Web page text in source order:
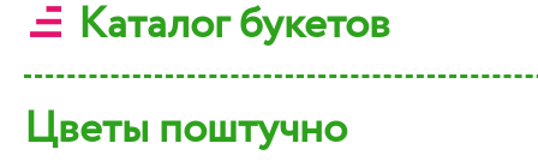
Каталог букетов
Цветы поштучно